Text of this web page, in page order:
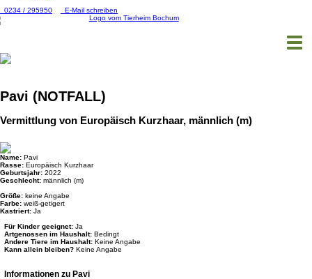
0234 / 295950
E-Mail schreiben
Pavi (NOTFALL)
Vermittlung von Europäisch Kurzhaar, männlich (m)
Name: Pavi
Rasse: Europäisch Kurzhaar
Geburtsjahr: 2022
Geschlecht: männlich (m)
Größe: keine Angabe
Farbe: weiß-getigert
Kastriert: Ja
Für Kinder geeignet: Ja
Artgenossen im Haushalt: Bedingt
Andere Tiere im Haushalt: Keine Angabe
Kann allein bleiben? Keine Angabe
Informationen zu Pavi